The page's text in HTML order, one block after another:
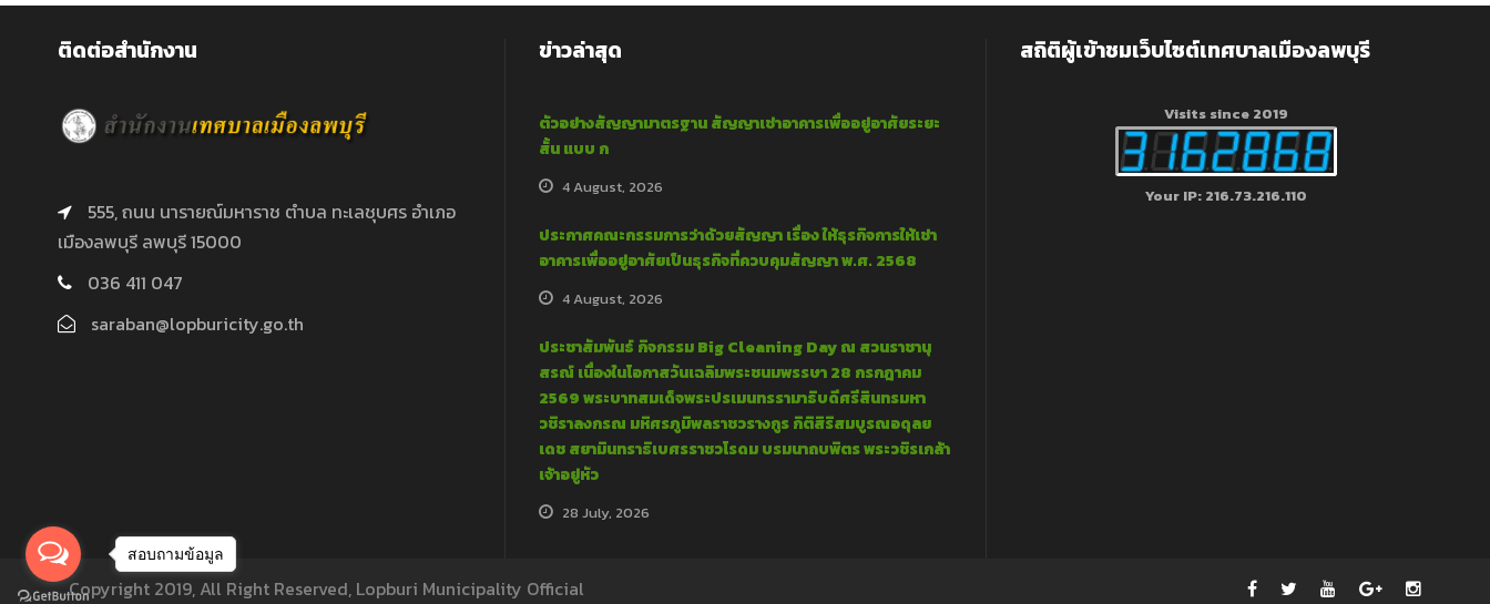
ติดต่อสำนักงาน
555, ถนน นารายณ์มหาราช ตำบล ทะเลชุบศร อำเภอ
เมืองลพบุรี ลพบุรี 15000
036 411 047
saraban@lopburicity.go.th
ข่าวล่าสุด
ตัวอย่างสัญญามาตรฐาน สัญญาเช่าอาคารเพื่ออยู่อาศัยระยะ
สั้น แบบ ก
4 August, 2026
ประกาศคณะกรรมการว่าด้วยสัญญา เรื่อง ให้ธุรกิจการให้เช่า
อาคารเพื่ออยู่อาศัยเป็นธุรกิจที่ควบคุมสัญญา พ.ศ. 2568
4 August, 2026
ประชาสัมพันธ์ กิจกรรม Big Cleaning Day ณ สวนราชานุ
สรณ์ เนื่องในโอกาสวันเฉลิมพระชนมพรรษา 28 กรกฎาคม
2569 พระบาทสมเด็จพระปรเมนทรรามาธิบดีศรีสินทรมหา
วชิราลงกรณ มหิศรภูมิพลราชวรางกูร กิติสิริสมบูรณอดุลย
เดช สยามินทราธิเบศรราชวโรดม บรมนาถบพิตร พระวชิรเกล้า
เจ้าอยู่หัว
28 July, 2026
สถิติผู้เข้าชมเว็บไซต์เทศบาลเมืองลพบุรี
Visits since 2019
Your IP: 216.73.216.110
Copyright 2019, All Right Reserved, Lopburi Municipality Official
สอบถามข้อมูล